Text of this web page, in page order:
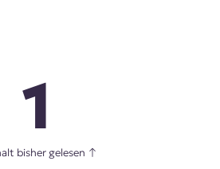
1
bisher gelesen ↑